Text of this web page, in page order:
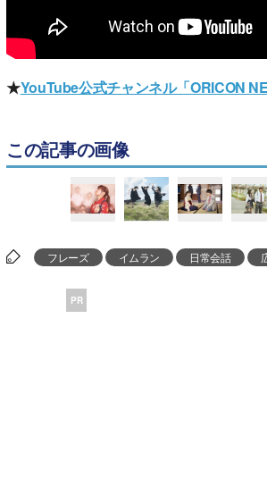
★YouTube公式チャンネル「ORICON
この記事の画像
フレーズ イムラン 日常会話
PR